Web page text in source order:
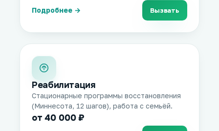
Подробнее → Вызвать
Реабилитация
Стационарные программы восстановления
(Миннесота, 12 шагов), работа с семьёй.
от 40 000 ₽